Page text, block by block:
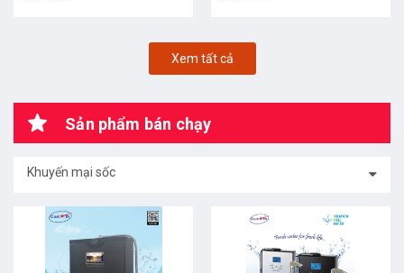
Xem tất cả
Sản phẩm bán chạy
Khuyến mại sốc